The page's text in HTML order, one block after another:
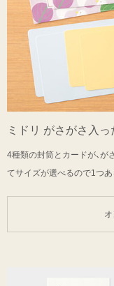
ミドリ がさがさ入
4種類の封筒とカードが、
てサイズが選べるので1つあ